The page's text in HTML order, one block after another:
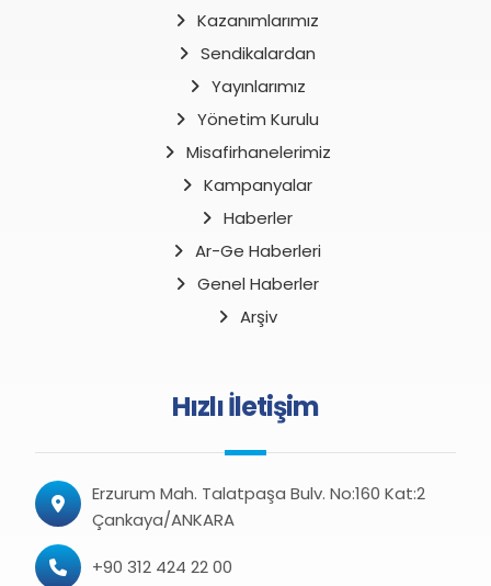
Kazanımlarımız
Sendikalardan
Yayınlarımız
Yönetim Kurulu
Misafirhanelerimiz
Kampanyalar
Haberler
Ar-Ge Haberleri
Genel Haberler
Arşiv
Hızlı İletişim
Erzurum Mah. Talatpaşa Bulv. No:160 Kat:2
Çankaya/ANKARA
+90 312 424 22 00